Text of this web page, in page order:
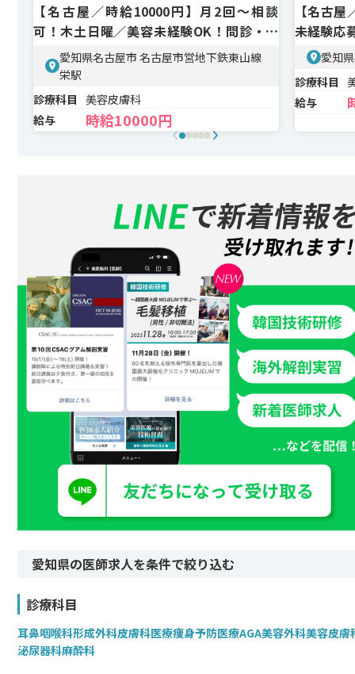
【名古屋／時給10000円】月2回～相談
可！木土日曜／美容未経験OK！問診・レ
ーザー業務
愛知県名古屋市 名古屋市営地下鉄東山線
栄駅
診療科目
美容皮膚科
給与
時給10000円
【名古
未経験応
置
愛知
診療科目
給与
愛知県の医師求人を条件で絞り込む
診療科目
耳鼻咽喉科形成外科皮膚科医療痩身予防医療AGA美容外科美容皮膚
泌尿器科麻酔科